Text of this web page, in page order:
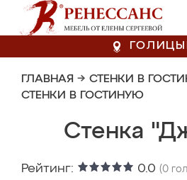
ГЛАВНАЯ → СТЕНКИ В
СТЕНКИ В ГОСТИНУЮ
Стенка
Рейтинг: 0.0 (0